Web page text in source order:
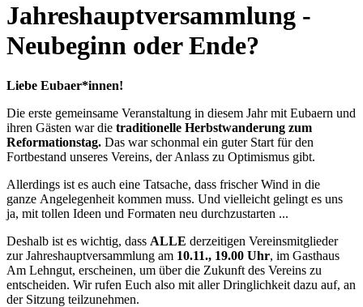
Jahreshauptversammlung -
Neubeginn oder Ende?
Liebe Eubaer*innen!
Die erste gemeinsame Veranstaltung in diesem Jahr mit Eubaern und
ihren Gästen war die traditionelle Herbstwanderung zum
Reformationstag. Das war schonmal ein guter Start für den
Fortbestand unseres Vereins, der Anlass zu Optimismus gibt.
Allerdings ist es auch eine Tatsache, dass frischer Wind in die
ganze Angelegenheit kommen muss. Und vielleicht gelingt es uns
ja, mit tollen Ideen und Formaten neu durchzustarten ...
Deshalb ist es wichtig, dass ALLE derzeitigen Vereinsmitglieder
zur Jahreshauptversammlung am 10.11., 19.00 Uhr, im Gasthaus
Am Lehngut, erscheinen, um über die Zukunft des Vereins zu
entscheiden. Wir rufen Euch also mit aller Dringlichkeit dazu auf, an
der Sitzung teilzunehmen.